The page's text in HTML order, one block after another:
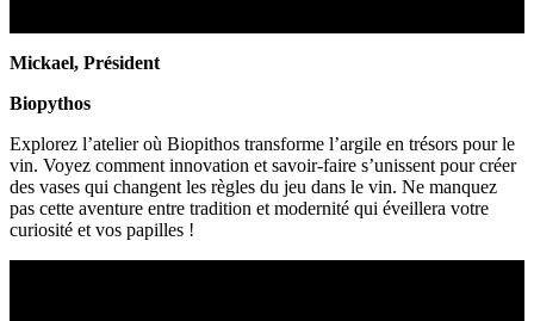
Mickael, Président
Biopythos
Explorez l’atelier où Biopithos transforme l’argile en trésors pour le
vin. Voyez comment innovation et savoir-faire s’unissent pour créer
des vases qui changent les règles du jeu dans le vin. Ne manquez
pas cette aventure entre tradition et modernité qui éveillera votre
curiosité et vos papilles !